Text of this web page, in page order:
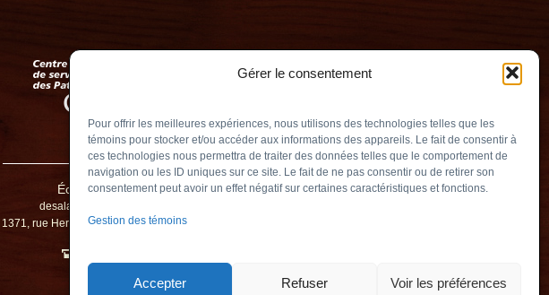
Gérer le consentement
Pour offrir les meilleures expériences, nous utilisons des technologies telles que les
témoins pour stocker et/ou accéder aux informations des appareils. Le fait de consentir à
ces technologies nous permettra de traiter des données telles que le comportement de
navigation ou les ID uniques sur ce site. Le fait de ne pas consentir ou de retirer son
consentement peut avoir un effet négatif sur certaines caractéristiques et fonctions.
Gestion des témoins
Accepter Refuser Voir les préférences
École De Salaberry
desalaberry@cssp.gouv.qc.ca
1371, rue Hertel, Chambly (Québec) J3L 2M5